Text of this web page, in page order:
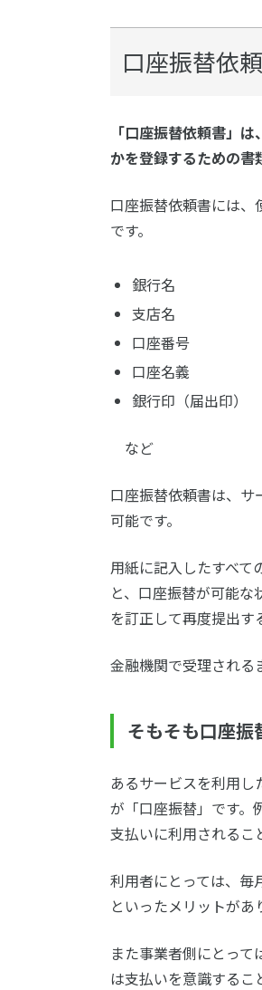
口座振替依
「口座振替依頼書」
かを登録するための書
口座振替依頼書には、
です。
銀行名
支店名
口座番号
口座名義
銀行印（届出印）
など
口座振替依頼書は、
可能です。
用紙に記入したすべて
と、口座振替が可能
を訂正して再度提出す
金融機関で受理される
そもそも口座振
あるサービスを利用
が「口座振替」です。
支払いに利用されるこ
利用者にとっては、毎
といったメリットがあ
また事業者側にとっ
は支払いを意識するこ